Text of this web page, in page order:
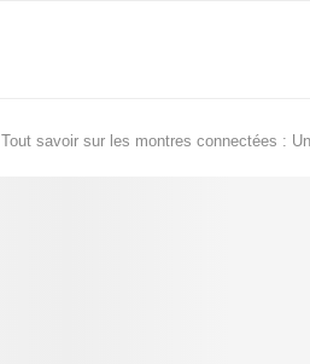
Tout savoir sur les montres connectées :